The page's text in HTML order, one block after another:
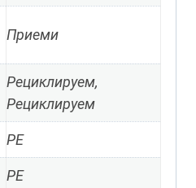
Приеми
Рециклируем,
Рециклируем
PE
PE